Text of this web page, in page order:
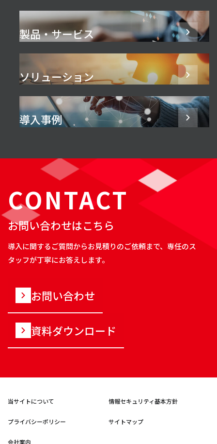
製品・サービス
ソリューション
導入事例
CONTACT
お問い合わせはこちら
導入に関するご質問からお見積りのご依頼まで、専任のス
タッフが丁寧にお答えします。
お問い合わせ
資料ダウンロード
当サイトについて 情報セキュリティ基本方針
プライバシーポリシー サイトマップ
会社案内